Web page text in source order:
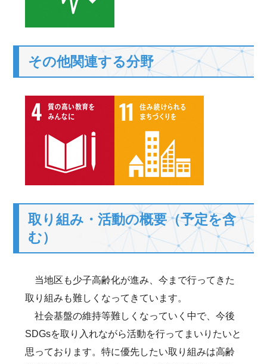
その他関連する分野
取り組み・活動の概要（予定を含
む）
当地区も少子高齢化が進み、今まで行ってきた
取り組みも難しくなってきています。
社会基盤の維持等難しくなっていく中で、今後
SDGsを取り入れながら活動を行ってまいりたいと
思っております。特に優先したい取り組みは高齢